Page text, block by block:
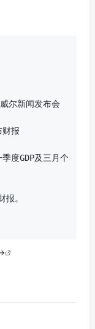
尔新闻发布会
报
度GDP及三月个
报。